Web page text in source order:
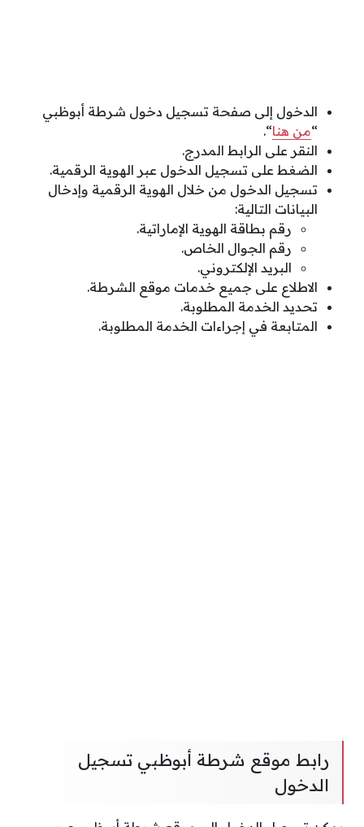
الدخول إلى صفحة تسجيل دخول شرطة أبوظبي
“من هنا“.
النقر على الرابط المدرج.
الضغط على تسجيل الدخول عبر الهوية الرقمية.
تسجيل الدخول من خلال الهوية الرقمية وإدخال
البيانات التالية:
رقم بطاقة الهوية الإماراتية.
رقم الجوال الخاص.
البريد الإلكتروني.
الاطلاع على جميع خدمات موقع الشرطة.
تحديد الخدمة المطلوبة.
المتابعة في إجراءات الخدمة المطلوبة.
رابط موقع شرطة أبوظبي تسجيل
الدخول